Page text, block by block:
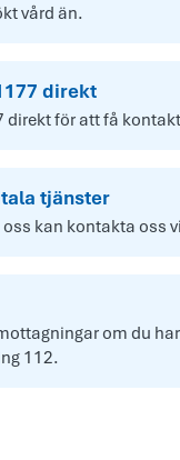
vård än.
direkt
direkt för att få
tjänster
kan kontakta oss
om du
112.